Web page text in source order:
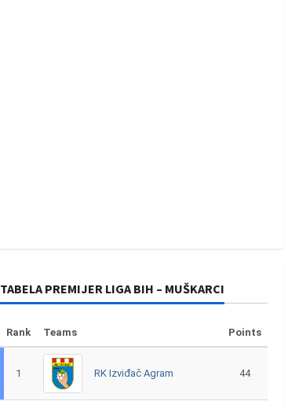
TABELA PREMIJER LIGA BIH – MUŠKARCI
Rank Teams Points
1 RK Izviđač Agram 44